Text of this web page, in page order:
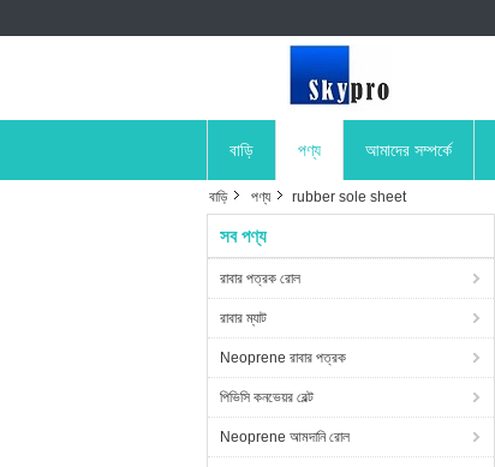
বাড়ি পণ্য আমাদের সম্পর্কে
বাড়ি পণ্য rubber sole sheet
সব পণ্য
রাবার পত্রক রোল
রাবার ম্যাট
Neoprene রাবার পত্রক
পিভিসি কনভেয়র বেল্ট
Neoprene আমদানি রোল